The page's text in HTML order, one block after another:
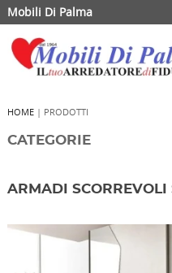
Mobili Di Palma
HOME| PRODOTTI
CATEGORIE
ARMADI SCORREVOLI